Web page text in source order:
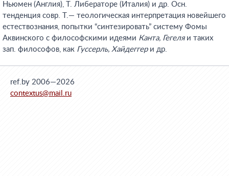
Ньюмен (Англия), Т. Либераторе (Италия) и др. Осн.
тенденция совр. Т.— теологическая интерпретация новейшего
естествознания, попытки “синтезировать” систему Фомы
Аквинского с философскими идеями Канта, Гегеля и таких
зап. философов, как Гуссерль, Хайдеггери др.
ref.by 2006—2026
contextus@mail.ru